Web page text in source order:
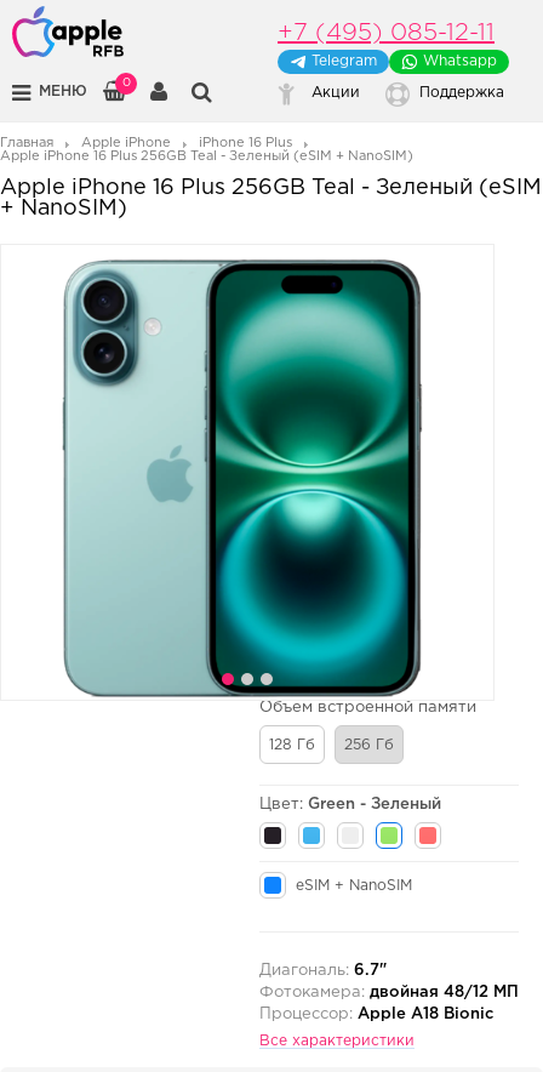
МЕНЮ
0
+7 (495) 085-12-11
Telegram Whatsapp
Акции Поддержка
Главная Apple iPhone
iPhone 16 Plus
Apple iPhone 16 Plus 256GB Teal - Зеленый (eSIM + NanoSIM)
Apple iPhone 16 Plus 256GB Teal - Зеленый (eSIM
+ NanoSIM)
Объем встроенной памяти
128 Гб 256 Гб
Цвет: Green - Зеленый
eSIM + NanoSIM
Диагональ: 6.7"
Фотокамера: двойная 48/12 МП
Процессор: Apple A18 Bionic
Все характеристики